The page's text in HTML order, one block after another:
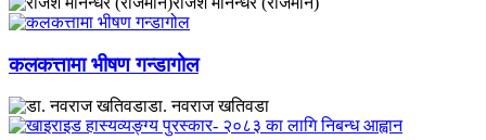
कलकत्तामा भीषण गन्डागोल
डा. नवराज खतिवडा